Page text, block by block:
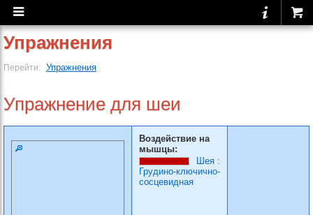
Упражнения
Перейти: Упражнения
Упражнение для шеи
Воздействие на
мышцы:
Шея :
Грудино-ключично-
сосцевидная